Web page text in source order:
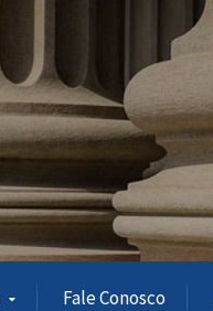
Fale Conosco